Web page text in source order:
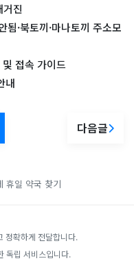
거진
·북토끼·마나토끼 주소모
접속 가이드
내
다음글
휴일 약국 찾기
정확하게 전달합니다.
독립 서비스입니다.